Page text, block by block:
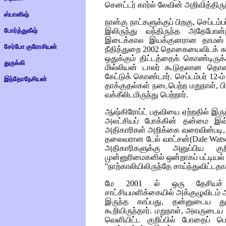
ஸ்பானிஷ்
போர்த்துகீஷ்
சேர்போ குரோசியன்
துருக்கி
இந்தோநேசியன்
செனட்டர் கார்ல் லேவின்
நான்கு நாட்களுக்குப் பிறகு,
இலிருந்து வந்திருந்த
இடைக்கால இயக்குனரான தாமஸ்
நீதித்துறை 2002 தொகையைவிடக்
ஒதுக்கும் திட்டத்தைக்
மில்லியன் டாலர் கூடுதலான
கேட்டுக் கொண்டார். செப்டம்பர்
தாக்குதல்கள் நடைபெற்ற
வக்கீலிடமிருந்து பெற்றார்.
ஆஷ்கிரோப்ட் பதவியை ஏற்றதில்
அலட்சியப் போக்கின் தன்மை
அதிகாரிகள் அறிக்கை
தலைவரான டேல் வாட்சன்(Dale
அதிகாரிகளுக்கு அனுப்பிய
முன்னுரிமைகளில் ஒன்றாகப்
''நாற்காலியிலிருந்தே
மே 2001 ல் ஒரு தேசியச்
சாட்சியமளிக்கையில்
இருந்த காப்பது, தன்னுடைய
கூறியிருந்தார். மறுநாள்,
வெளியிட்ட குறிப்பில்